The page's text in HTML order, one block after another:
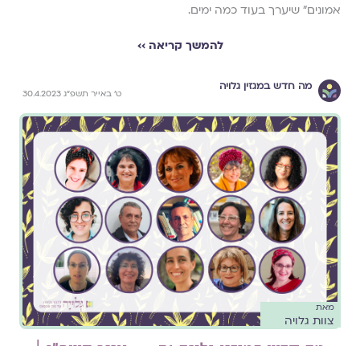
אמונים״ שיערך בעוד כמה ימים.
להמשך קריאה ››
מה חדש במגזין גלויה
ט׳ באייר תשפ״ג 30.4.2023
מאת
צוות גלויה